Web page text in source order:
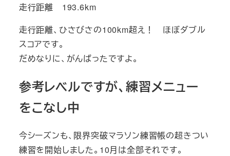
走行距離 193.6km
走行距離、ひさびさの100km超え！ ほぼダブル
スコアです。
だめなりに、がんばったですよ。
参考レベルですが、練習メニュー
をこなし中
今シーズンも、限界突破マラソン練習帳の超きつい
練習を開始しました。10月は全部それです。